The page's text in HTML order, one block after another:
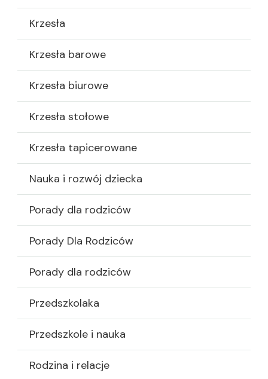
Krzesła
Krzesła barowe
Krzesła biurowe
Krzesła stołowe
Krzesła tapicerowane
Nauka i rozwój dziecka
Porady dla rodziców
Porady Dla Rodziców
Porady dla rodziców
Przedszkolaka
Przedszkole i nauka
Rodzina i relacje